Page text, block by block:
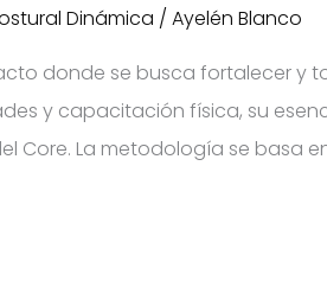
Dinámica / Ayelén Blanco
donde se busca fortalecer
y capacitación física, su
Core. La metodología se basa